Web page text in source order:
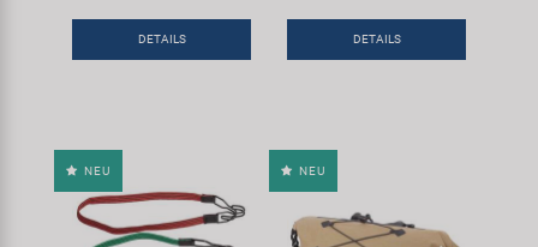
DETAILS DETAILS
NEU NEU